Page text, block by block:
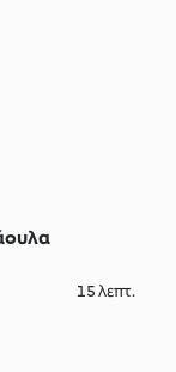
15 λεπτ.